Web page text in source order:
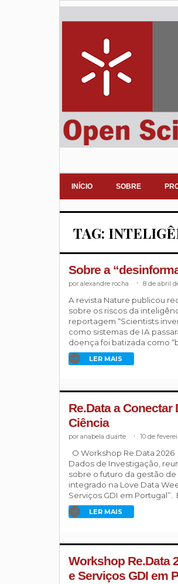
INÍCIO SOBRE
TAG:
Sobre a
alexandre rocha 8 de abril
A revista Nature publicou
sobre os riscos da
reportagem “Scientists
como sistemas de IA
doença foi batizada como
LER MAIS
Re.Data a
Ciência
anabela duarte 10 de
O Workshop Re.Data
Dados de Investigação,
sobre o futuro da gestão
integrado na Love Data
Serviços GDI em Portugal”.
LER MAIS
Workshop Re.Data
e Serviços GDI em